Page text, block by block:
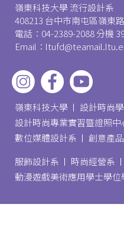
嶺東科技大學 流行設計系
408213 台中市南屯區嶺東
電話：04-2389-2088 分機
Email：
嶺東科技大學
設計時尚
設計時尚專業實習暨證照中
數位媒體設計系
創意產
服飾設計系
時尚經營系
動漫遊戲美術應用學士學位